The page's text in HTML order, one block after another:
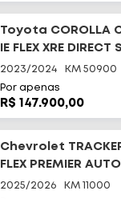
Toyota COROLLA
IE FLEX XRE DIRECT
2023/2024 KM 50900
Por apenas
R$ 147.900,00
Chevrolet
FLEX PREMIER
2025/2026 KM 11000